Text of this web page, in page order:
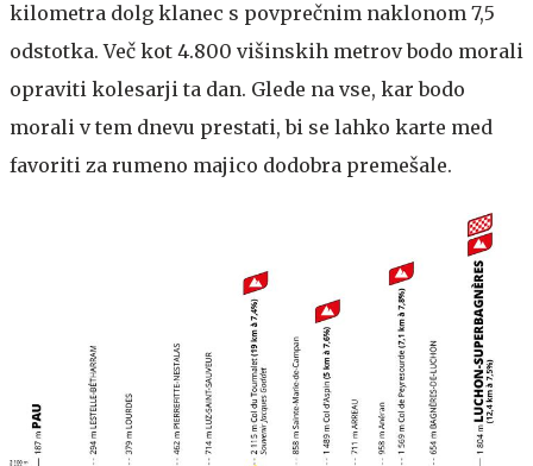
kilometra dolg klanec s povprečnim naklonom 7,5
odstotka. Več kot 4.800 višinskih metrov bodo morali
opraviti kolesarji ta dan. Glede na vse, kar bodo
morali v tem dnevu prestati, bi se lahko karte med
favoriti za rumeno majico dodobra premešale.